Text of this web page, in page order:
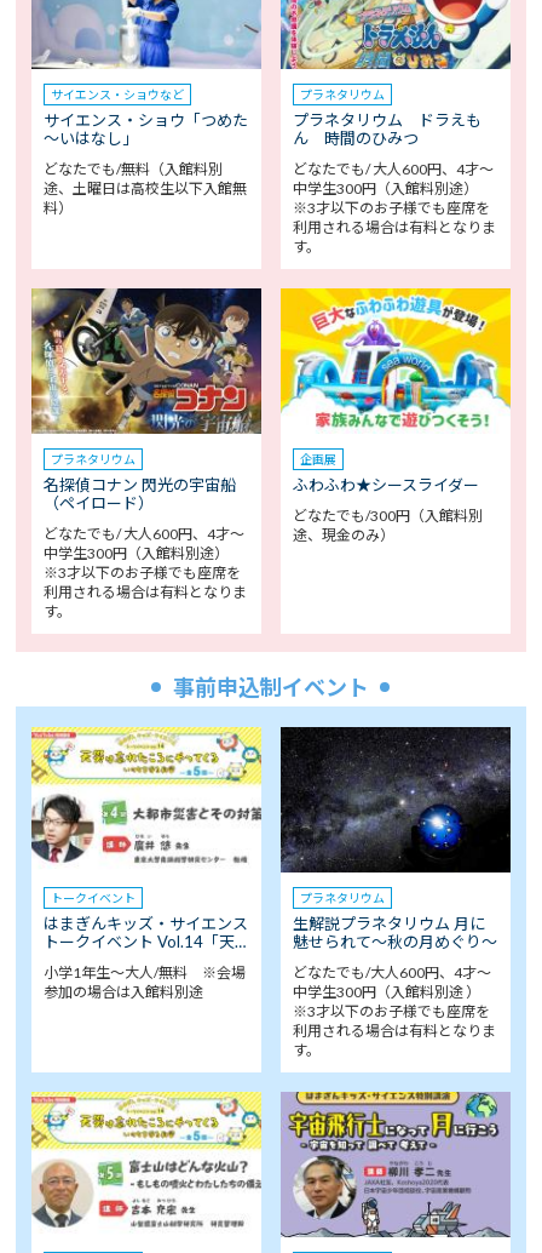
サイエンス・ショウなど
サイエンス・ショウ「つめた
～いはなし」
どなたでも/無料（入館料別
途、土曜日は高校生以下入館無
料）
プラネタリウム
プラネタリウム ドラえも
ん 時間のひみつ
どなたでも/ 大人600円、4才～
中学生300円（入館料別途）
※3才以下のお子様でも座席を
利用される場合は有料となりま
す。
プラネタリウム
名探偵コナン 閃光の宇宙船
（ペイロード）
どなたでも/ 大人600円、4才～
中学生300円（入館料別途）
※3才以下のお子様でも座席を
利用される場合は有料となりま
す。
企画展
ふわふわ★シースライダー
どなたでも/300円（入館料別
途、現金のみ）
事前申込制イベント
トークイベント
はまぎんキッズ・サイエンス
トークイベント Vol.14「天…
小学1年生～大人/無料 ※会場
参加の場合は入館料別途
プラネタリウム
生解説プラネタリウム 月に
魅せられて～秋の月めぐり～
どなたでも/大人600円、4才～
中学生300円（入館料別途 ）
※3才以下のお子様でも座席を
利用される場合は有料となりま
す。